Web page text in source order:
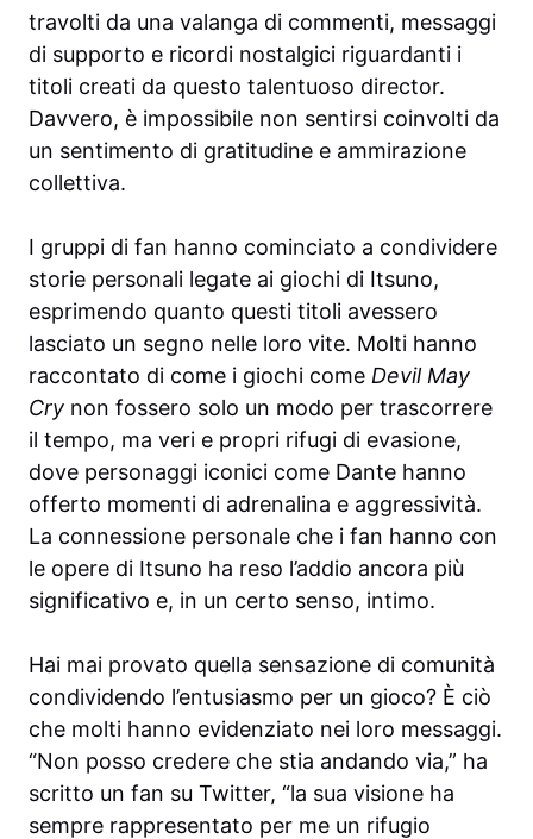
travolti da una valanga di commenti, messaggi
di supporto e ricordi nostalgici riguardanti i
titoli creati da questo talentuoso director.
Davvero, è impossibile non sentirsi coinvolti da
un sentimento di gratitudine e ammirazione
collettiva.
I gruppi di fan hanno cominciato a condividere
storie personali legate ai giochi di Itsuno,
esprimendo quanto questi titoli avessero
lasciato un segno nelle loro vite. Molti hanno
raccontato di come i giochi come Devil May
Cry non fossero solo un modo per trascorrere
il tempo, ma veri e propri rifugi di evasione,
dove personaggi iconici come Dante hanno
offerto momenti di adrenalina e aggressività.
La connessione personale che i fan hanno con
le opere di Itsuno ha reso l’addio ancora più
significativo e, in un certo senso, intimo.
Hai mai provato quella sensazione di comunità
condividendo l’entusiasmo per un gioco? È ciò
che molti hanno evidenziato nei loro messaggi.
“Non posso credere che stia andando via,” ha
scritto un fan su Twitter, “la sua visione ha
sempre rappresentato per me un rifugio